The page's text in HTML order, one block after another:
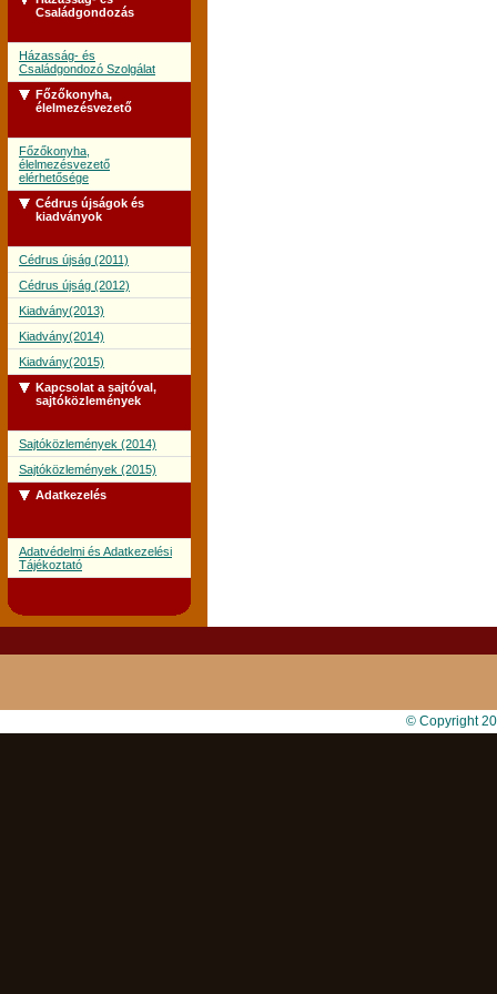
Családgondozás
Házasság- és
Családgondozó Szolgálat
Főzőkonyha,
élelmezésvezető
Főzőkonyha,
élelmezésvezető
elérhetősége
Cédrus újságok és
kiadványok
Cédrus újság (2011)
Cédrus újság (2012)
Kiadvány(2013)
Kiadvány(2014)
Kiadvány(2015)
Kapcsolat a sajtóval,
sajtóközlemények
Sajtóközlemények (2014)
Sajtóközlemények (2015)
Adatkezelés
Adatvédelmi és Adatkezelési
Tájékoztató
© Copyright